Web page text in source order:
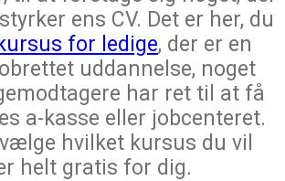
ens CV. Det er her, du
kursus for ledige, der er en
uddannelse, noget
har ret til at få
a-kasse eller jobcenteret.
hvilket kursus du vil
helt gratis for dig.